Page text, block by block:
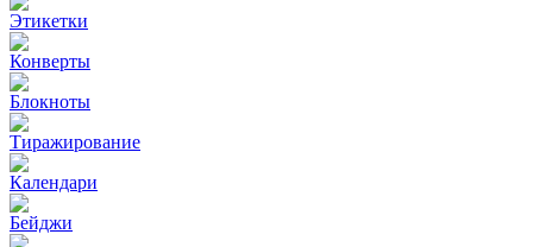
Этикетки
Конверты
Блокноты
Тиражирование
Календари
Бейджи